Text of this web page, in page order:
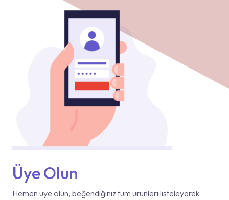
Üye Olun
Hemen üye olun, beğendiğiniz tüm ürünleri listeleyerek